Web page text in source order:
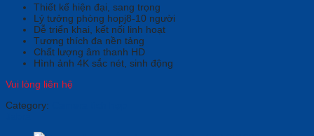
Thiết kế hiện đại, sang trọng
Lý tưởng phòng hopj8-10 người
Dễ triển khai, kết nối linh hoạt
Tương thích đa nền tảng
Chất lượng âm thanh HD
Hình ảnh 4K sắc nét, sinh động
Vui lòng liên hệ
Category: